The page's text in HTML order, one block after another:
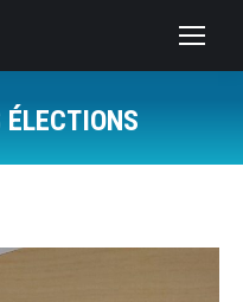
ÉLECTIONS